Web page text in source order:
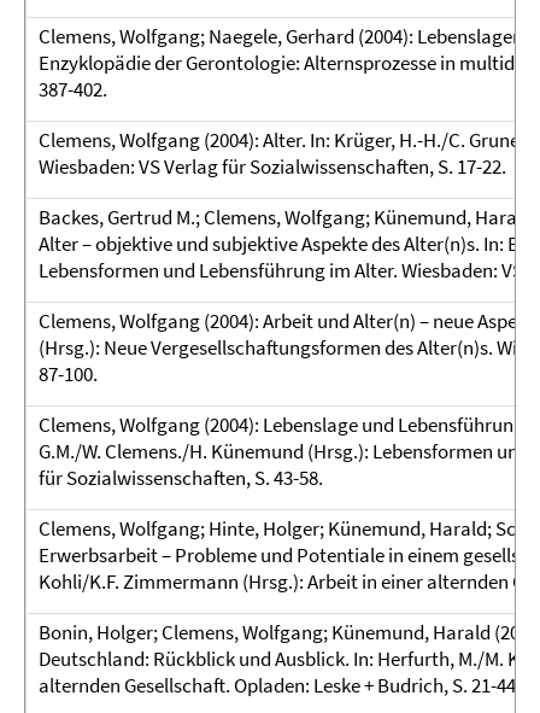
Clemens, Wolfgang; Naegele, Gerhard (2004): Lebenslagen
Enzyklopädie der Gerontologie: Alternsprozesse in
387-402.
Clemens, Wolfgang (2004): Alter. In: Krüger, H.-H./C.
Wiesbaden: VS Verlag für Sozialwissenschaften, S. 17-22.
Backes, Gertrud M.; Clemens, Wolfgang; Künemund,
Alter – objektive und subjektive Aspekte des Alter(n)s. In:
Lebensformen und Lebensführung im Alter. Wiesbaden: VS
Clemens, Wolfgang (2004): Arbeit und Alter(n) – neue
(Hrsg.): Neue Vergesellschaftungsformen des Alter(n)s.
87-100.
Clemens, Wolfgang (2004): Lebenslage und Lebensführung
G.M./W. Clemens./H. Künemund (Hrsg.): Lebensformen
für Sozialwissenschaften, S. 43-58.
Clemens, Wolfgang; Hinte, Holger; Künemund, Harald;
Erwerbsarbeit – Probleme und Potentiale in einem
Kohli/K.F. Zimmermann (Hrsg.): Arbeit in einer alternden
Bonin, Holger; Clemens, Wolfgang; Künemund, Harald
Deutschland: Rückblick und Ausblick. In: Herfurth, M./M.
alternden Gesellschaft. Opladen: Leske + Budrich, S. 21-44.